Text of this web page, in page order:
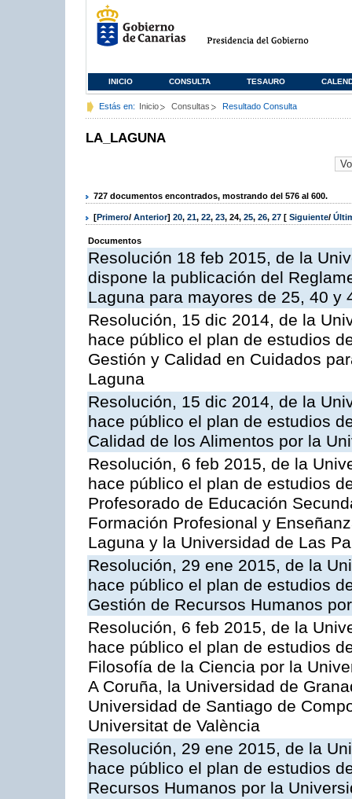
INICIO CONSULTA TESAURO
Estás en: Inicio Consultas Resultado Consulta
LA_LAGUNA
727 documentos encontrados, mostrando del 576 al 600.
[Primero/ Anterior] 20, 21, 22, 23, 24, 25, 26, 27 [ Siguiente/
Documentos
Resolución 18 feb 2015, de la
dispone la publicación del
Laguna para mayores de 25, 40 y
Resolución, 15 dic 2014, de la
hace público el plan de estudios
Gestión y Calidad en Cuidados
Laguna
Resolución, 15 dic 2014, de la
hace público el plan de estudios
Calidad de los Alimentos por la
Resolución, 6 feb 2015, de la
hace público el plan de estudios
Profesorado de Educación
Formación Profesional y
Laguna y la Universidad de Las
Resolución, 29 ene 2015, de la
hace público el plan de estudios
Gestión de Recursos Humanos
Resolución, 6 feb 2015, de la
hace público el plan de estudios
Filosofía de la Ciencia por la
A Coruña, la Universidad de
Universidad de Santiago de
Universitat de València
Resolución, 29 ene 2015, de la
hace público el plan de estudios
Recursos Humanos por la